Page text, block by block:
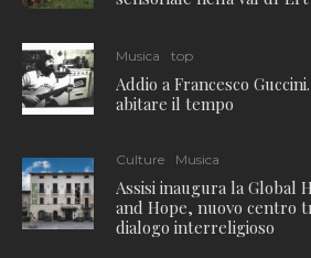
Musica top
Addio a Francesco
abitare il tempo
Culture Musica
Assisi inaugura la Global
and Hope, nuovo centro
dialogo interreligioso